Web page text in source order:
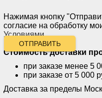
Нажимая кнопку
согласие на обработку
Условиями.
ОТПРАВИТЬ
Стоимость доставки
при заказе менее 5
при заказе от 5
Доставка за пределы